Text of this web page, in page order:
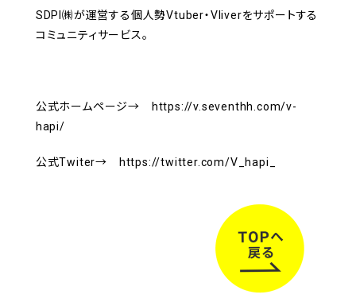
SDPI㈱が運営する個人勢Vtuber・Vliverをサポートする
コミュニティサービス。
公式ホームページ→ https://v.seventhh.com/v-
hapi/
公式Twiter→ https://twitter.com/V_hapi_